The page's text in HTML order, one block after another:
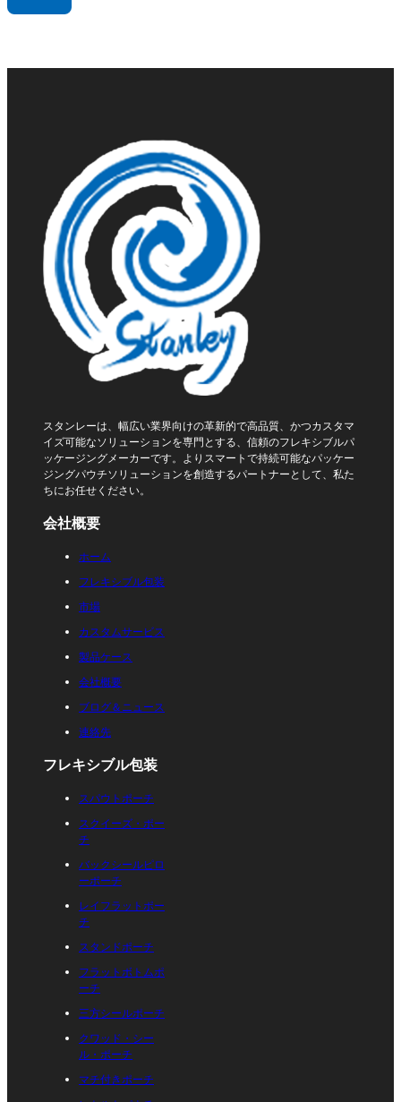
スタンレーは、幅広い業界向けの革新的で高品質、かつカスタマ
イズ可能なソリューションを専門とする、信頼のフレキシブルパ
ッケージングメーカーです。よりスマートで持続可能なパッケー
ジングパウチソリューションを創造するパートナーとして、私た
ちにお任せください。
会社概要
ホーム
フレキシブル包装
市場
カスタムサービス
製品ケース
会社概要
ブログ＆ニュース
連絡先
フレキシブル包装
スパウトポーチ
スクイーズ・ポー
チ
バックシールピロ
ーポーチ
レイフラットポー
チ
スタンドポーチ
フラットボトムポ
ーチ
三方シールポーチ
クワッド・シー
ル・ポーチ
マチ付きポーチ